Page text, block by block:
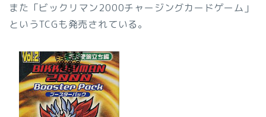
また「ビックリマン2000チャージングカードゲーム」
というTCGも発売されている。